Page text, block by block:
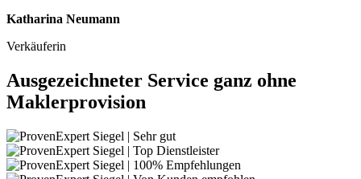
Katharina Neumann
Verkäuferin
Ausgezeichneter Service ganz ohne
Maklerprovision